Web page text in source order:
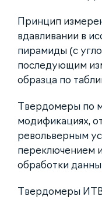
Принцип
вдавливании в
пирамиды (с
последующим
образца по
Твердомеры по
модификациях,
револьверным
переключением
обработки
Твердомеры ИТВ